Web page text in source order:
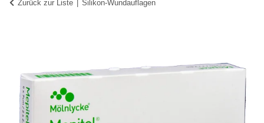
Zurück zur Liste Silikon-Wundauflagen